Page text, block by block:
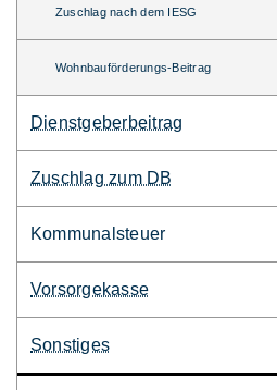
Zuschlag nach dem IESG
Wohnbauförderungs-Beitrag
Dienstgeberbeitrag
Zuschlag zum DB
Kommunalsteuer
Vorsorgekasse
Sonstiges